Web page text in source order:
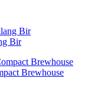
Bir
Brewhouse